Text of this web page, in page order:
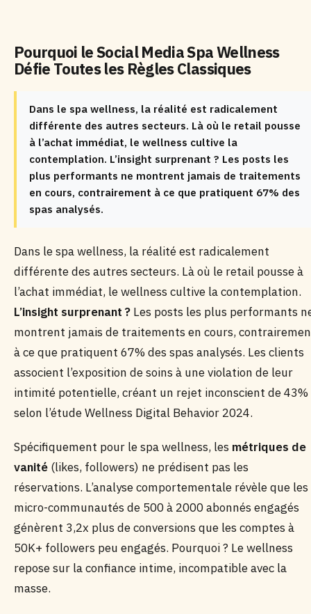
Pourquoi le Social Media Spa Wellness
Défie Toutes les Règles Classiques
Dans le spa wellness, la réalité est radicalement
différente des autres secteurs. Là où le retail pousse
à l’achat immédiat, le wellness cultive la
contemplation. L’insight surprenant ? Les posts les
plus performants ne montrent jamais de traitements
en cours, contrairement à ce que pratiquent 67% des
spas analysés.
Dans le spa wellness, la réalité est radicalement
différente des autres secteurs. Là où le retail pousse à
l’achat immédiat, le wellness cultive la contemplation.
L’insight surprenant ? Les posts les plus performants
montrent jamais de traitements en cours,
à ce que pratiquent 67% des spas analysés. Les clients
associent l’exposition de soins à une violation de leur
intimité potentielle, créant un rejet inconscient de 43%
selon l’étude Wellness Digital Behavior 2024.
Spécifiquement pour le spa wellness, les métriques de
vanité (likes, followers) ne prédisent pas les
réservations. L’analyse comportementale révèle que les
micro-communautés de 500 à 2000 abonnés engagés
génèrent 3,2x plus de conversions que les comptes à
50K+ followers peu engagés. Pourquoi ? Le wellness
repose sur la confiance intime, incompatible avec la
masse.